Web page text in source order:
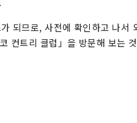
되므로, 사전에 확인하고 나서
컨트리 클럽」을 방문해 보는